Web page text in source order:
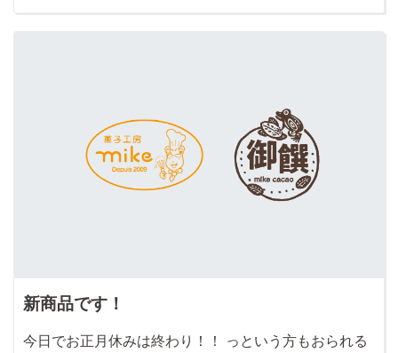
新商品です！
今日でお正月休みは終わり！！ っという方もおられる